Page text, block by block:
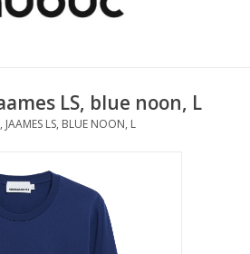
LS, blue noon, L
JAAMES LS, BLUE NOON, L